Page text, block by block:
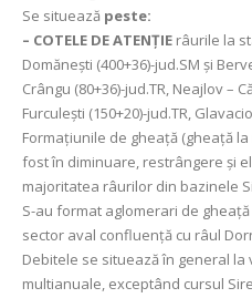
Se situează peste:
– COTELE DE ATENȚIE râurile la
Domăneşti (400+36)-jud.SM şi
Crângu (80+36)-jud.TR, Neajlov –
Furculeşti (150+20)-jud.TR,
Formaţiunile de gheaţă (gheaţă
fost în diminuare, restrângere și
majoritatea râurilor din bazinele
S-au format aglomerari de
sector aval confluenţă cu râul
Debitele se situează în general
multianuale, exceptând cursul